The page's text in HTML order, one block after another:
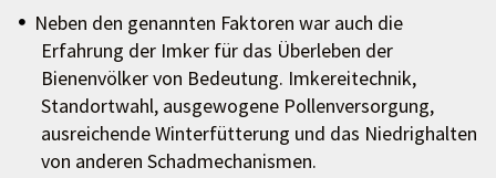
Neben den genannten Faktoren war auch die
Erfahrung der Imker für das Überleben der
Bienenvölker von Bedeutung. Imkereitechnik,
Standortwahl, ausgewogene Pollenversorgung,
ausreichende Winterfütterung und das Niedrighalten
von anderen Schadmechanismen.